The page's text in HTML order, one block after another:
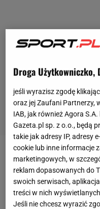
Adam Bielecki w
myślałem, że nie
nieodpowiedzialne ze
zdanie
Droga
jeśli wyrazisz zgodę
oraz jej Zaufani Partnerzy,
IAB, jak również Agora
Gazeta.pl sp. z o.o., będą
takie jak adresy IP, adresy
cookie lub inne informacje
marketingowych, w
reklam dopasowanych do
swoich serwisach,
treści w nich
Jeśli nie chcesz wyrazić